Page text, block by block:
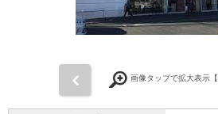
画像タップで拡大表示【